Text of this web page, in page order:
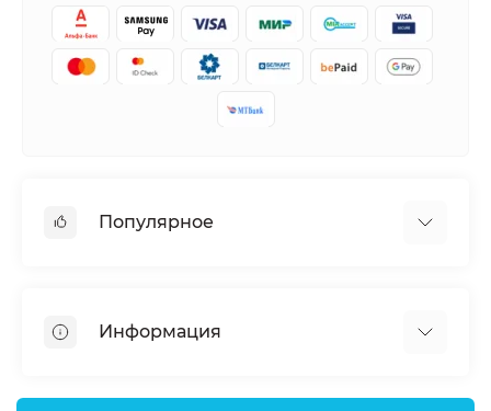
Популярное
Тепловые насосы
Информация